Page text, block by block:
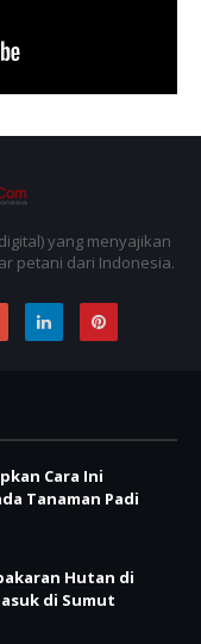
yang menyajikan
petani dari Indonesia.
Cara Ini
Tanaman Padi
Hutan di
di Sumut